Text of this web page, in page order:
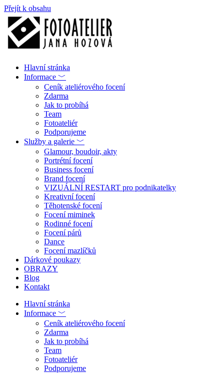
Přejít k obsahu
Hlavní stránka
Informace ﹀
Ceník ateliérového focení
Zdarma
Jak to probíhá
Team
Fotoateliér
Podporujeme
Služby a galerie ﹀
Glamour, boudoir, akty
Portrétní focení
Business focení
Brand focení
VIZUÁLNÍ RESTART pro podnikatelky
Kreativní focení
Těhotenské focení
Focení miminek
Rodinné focení
Focení párů
Dance
Focení mazlíčků
Dárkové poukazy
OBRAZY
Blog
Kontakt
Hlavní stránka
Informace ﹀
Ceník ateliérového focení
Zdarma
Jak to probíhá
Team
Fotoateliér
Podporujeme